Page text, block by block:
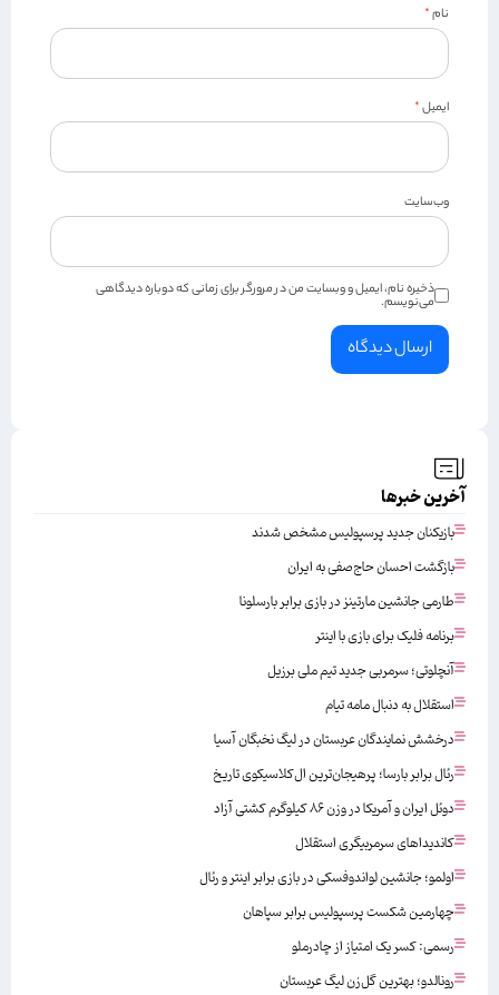
نام*
ایمیل*
وب‌سایت
ذخیره نام، ایمیل و وبسایت من در مرورگر برای زمانی که دوباره دیدگاهی
می‌نویسم.
آخرین خبرها
بازیکنان جدید پرسپولیس مشخص شدند
بازگشت احسان حاج‌صفی به ایران
طارمی جانشین مارتینز در بازی برابر بارسلونا
برنامه فلیک برای بازی با اینتر
آنچلوتی؛ سرمربی جدید تیم ملی برزیل
استقلال به دنبال مامه تیام
درخشش نمایندگان عربستان در لیگ نخبگان آسیا
رئال برابر بارسا؛ پرهیجان‌‌ترین ال‌کلاسیکوی تاریخ
دوئل ایران و آمریکا در وزن ۸۶ کیلوگرم کشتی آزاد
کاندیداهای سرمربیگری استقلال
اولمو؛ جانشین لواندوفسکی در بازی برابر اینتر و رئال
چهارمین شکست پرسپولیس برابر سپاهان
رسمی: کسر یک امتیاز از چادرملو
رونالدو؛ بهترین گل‌زن لیگ عربستان